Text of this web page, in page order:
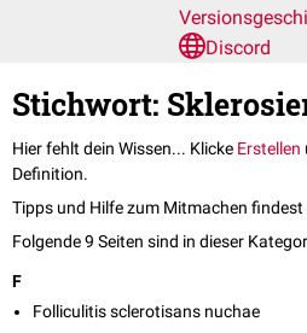
Discord
Stichwort:
Hier fehlt dein Wissen... Klicke Erstellen
Definition.
Tipps und Hilfe zum Mitmachen findest
Folgende 9 Seiten sind in dieser
F
Folliculitis sclerotisans nuchae